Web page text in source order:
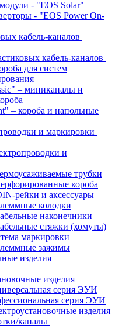
- "EOS Solar"
- "EOS Power On-
кабель-каналов
кабель-каналов
для систем
– миниканалы и
– короба и напольные
и маркировки
и
трубки
короба
рейки и аксессуары
колодки
наконечники
стяжки (хомуты)
маркировки
зажимы
изделия
изделия
серия ЭУИ
серия ЭУИ
изделия
каналы